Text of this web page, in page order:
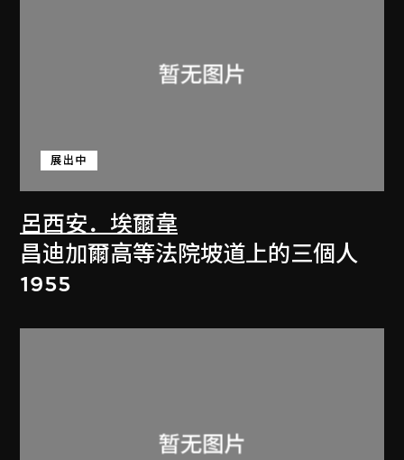
呂西安．埃爾韋
展出中
昌迪加爾高等法院坡道上的三個人
1955